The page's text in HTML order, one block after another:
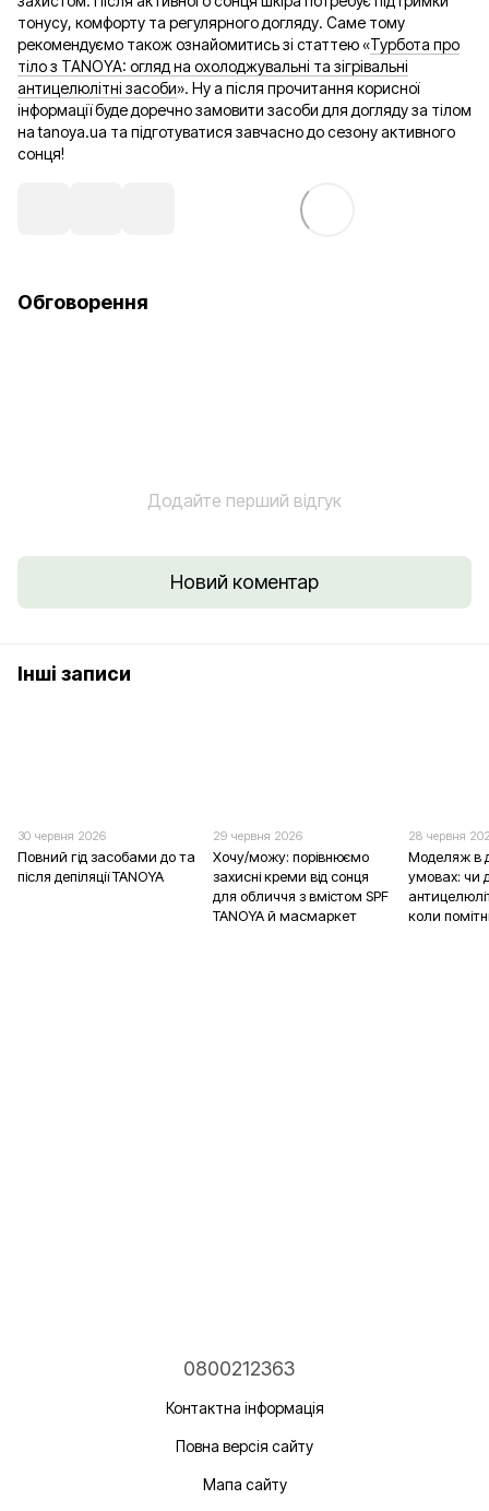
тонусу, комфорту та регулярного догляду. Саме тому
рекомендуємо також ознайомитись зі статтею «Турбота про
тіло з TANOYA: огляд на охолоджувальні та зігрівальні
антицелюлітні засоби». Ну а після прочитання корисної
інформації буде доречно замовити засоби для догляду за тілом
на tanoya.ua та підготуватися завчасно до сезону активного
сонця!
Обговорення
Додайте перший відгук
Новий коментар
Інші записи
30 червня 2026
Повний гід засобами до та
після депіляції TANOYA
29 червня 2026
Хочу/можу: порівнюємо
захисні креми від сонця
для обличчя з вмістом SPF
TANOYA й масмаркет
28 червня
Моделяж в
умовах: чи
коли
0800212363
Контактна інформація
Повна версія сайту
Мапа сайту